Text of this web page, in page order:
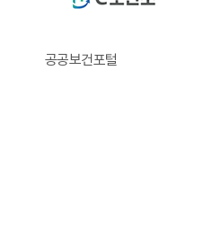
공공보건포털